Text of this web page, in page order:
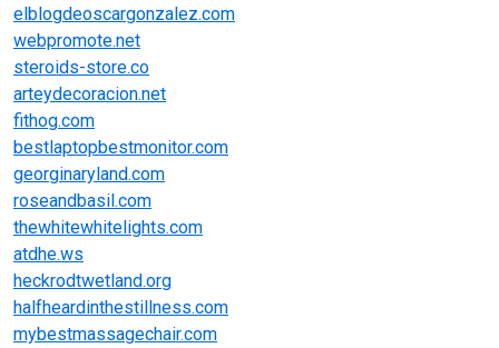
elblogdeoscargonzalez.com
webpromote.net
steroids-store.co
arteydecoracion.net
fithog.com
bestlaptopbestmonitor.com
georginaryland.com
roseandbasil.com
thewhitewhitelights.com
atdhe.ws
heckrodtwetland.org
halfheardinthestillness.com
mybestmassagechair.com